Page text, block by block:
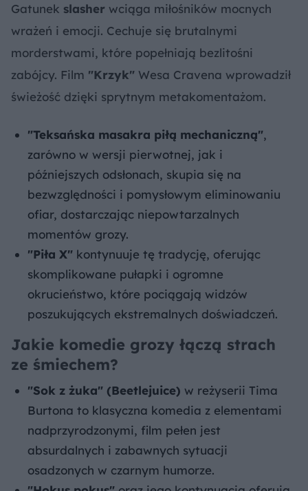
Gatunek slasher wciąga miłośników mocnych
wrażeń i emocji. Cechuje się brutalnymi
morderstwami, które popełniają bezlitośni
zabójcy. Film "Krzyk" Wesa Cravena wprowadził
świeżość dzięki sprytnym metakomentażom.
"Teksańska masakra piłą mechaniczną",
zarówno w wersji pierwotnej, jak i
późniejszych odsłonach, skupia się na
bezwzględności i pomysłowym eliminowaniu
ofiar, dostarczając niepowtarzalnych
momentów grozy.
"Piła X" kontynuuje tę tradycję, oferując
skomplikowane pułapki i ogromne
okrucieństwo, które pociągają widzów
poszukujących ekstremalnych doświadczeń.
Jakie komedie grozy łączą strach
ze śmiechem?
"Sok z żuka" (Beetlejuice) w reżyserii Tima
Burtona to klasyczna komedia z elementami
nadprzyrodzonymi, film pełen jest
absurdalnych i zabawnych sytuacji
osadzonych w czarnym humorze.